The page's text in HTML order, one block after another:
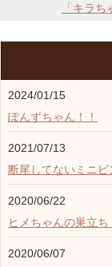
「キラ
2024/01/15
ぽんずちゃん！！
2021/07/13
断尾してないミニピ
2020/06/22
ヒメちゃんの巣立ち
2020/06/07